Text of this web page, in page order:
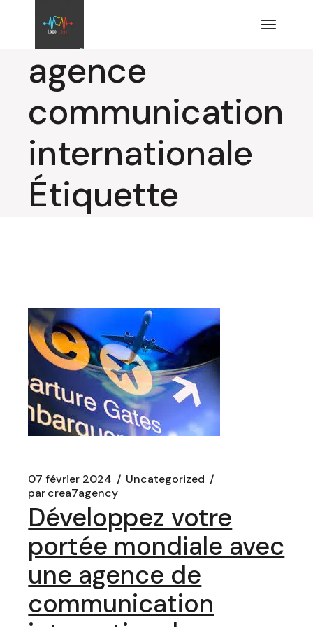
contenu
agence
communication
internationale
Étiquette
07 février 2024
Uncategorized
parcrea7agency
Développez votre
portée mondiale avec
une agence de
communication